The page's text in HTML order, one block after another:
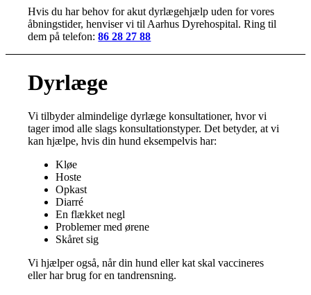
Hvis du har behov for akut dyrlægehjælp uden for vores
åbningstider, henviser vi til Aarhus Dyrehospital. Ring til
dem på telefon:86 28 27 88
Dyrlæge
Vi tilbyder almindelige dyrlæge konsultationer, hvor vi
tager imod alle slags konsultationstyper. Det betyder, at vi
kan hjælpe, hvis din hund eksempelvis har:
Kløe
Hoste
Opkast
Diarré
En flækket negl
Problemer med ørene
Skåret sig
Vi hjælper også, når din hund eller kat skal vaccineres
eller har brug for en tandrensning.